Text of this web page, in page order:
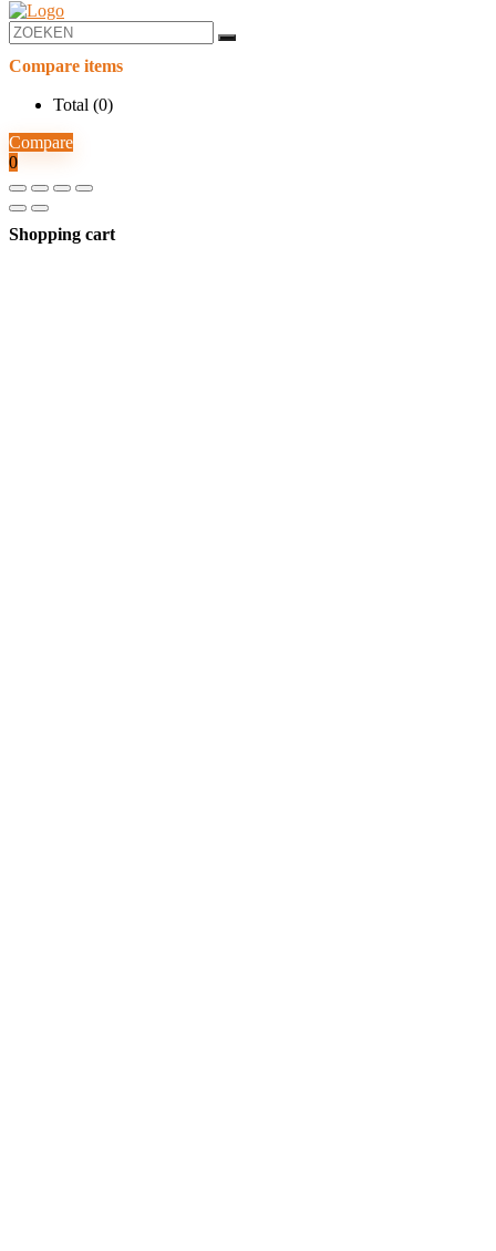
Compare items
Total (0)
Compare
0
Shopping cart